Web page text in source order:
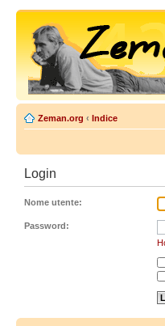
Zeman.org ‹ Indice
Login
Nome utente:
Password: